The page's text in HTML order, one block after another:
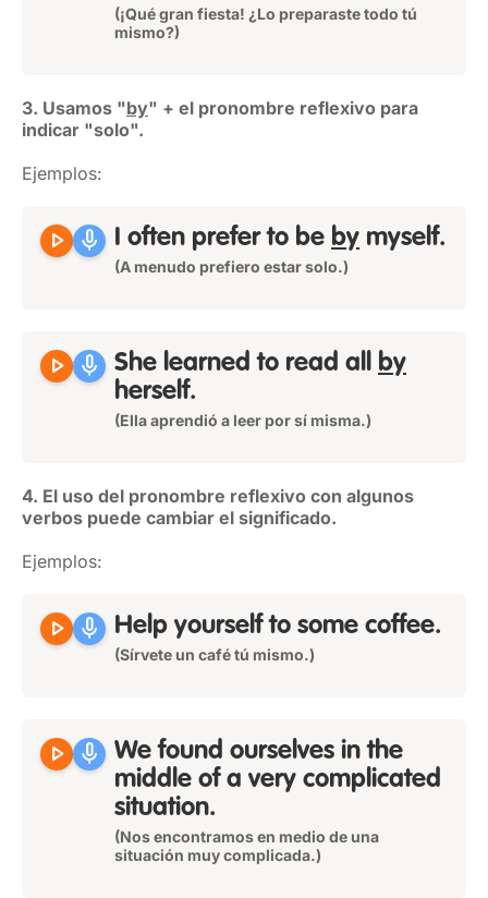
(¡Qué gran fiesta! ¿Lo preparaste todo tú
mismo?)
3. Usamos "by" + el pronombre reflexivo para
indicar "solo".
Ejemplos:
play_arrow mic I often prefer to be by myself.
(A menudo prefiero estar solo.)
play_arrow mic She learned to read all by
herself.
(Ella aprendió a leer por sí misma.)
4. El uso del pronombre reflexivo con algunos
verbos puede cambiar el significado.
Ejemplos:
play_arrow mic Help yourselfto some coffee.
(Sírvete un café tú mismo.)
play_arrow mic We found ourselves in the
middle of a very complicated
situation.
(Nos encontramos en medio de una
situación muy complicada.)